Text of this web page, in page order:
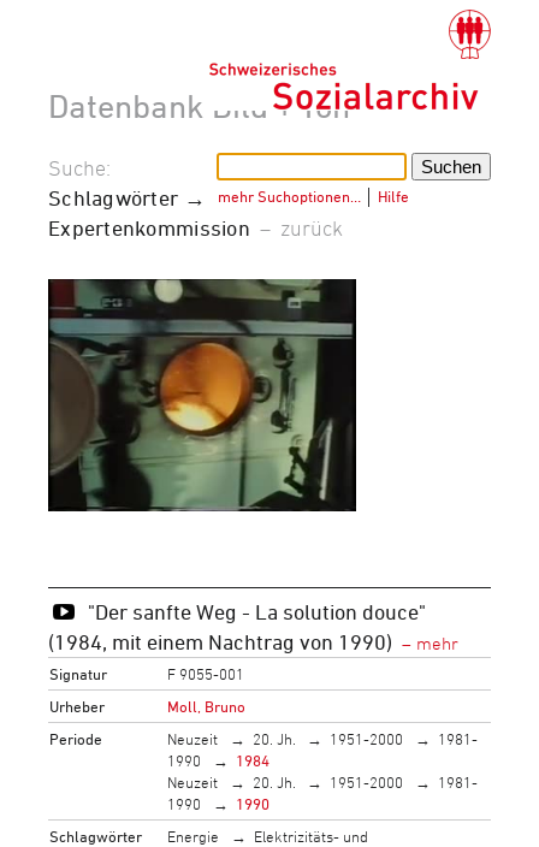
Datenbank Bild + Ton
mehr Suchoptionen… Hilfe
Suche:
Schlagwörter →
Expertenkommission – zurück
"Der sanfte Weg - La solution douce"
(1984, mit einem Nachtrag von 1990)
Signatur
F 9055-001
Urheber
Moll, Bruno
Periode
Neuzeit 20. Jh. 1951-2000
1981-
1990
1984
Neuzeit
20. Jh. 1951-2000
1981-
1990
1990
Schlagwörter
Energie
Elektrizitäts- und